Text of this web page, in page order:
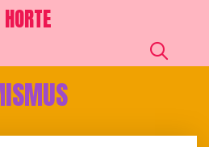
HORTE